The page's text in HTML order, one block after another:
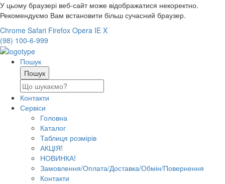
У цьому браузері веб-сайт може відображатися некоректно.
Рекомендуємо Вам встановити більш сучасний браузер.
Chrome Safari Firefox Opera IE X
(98) 100-6-999
Пошук
Контакти
Сервіси
Головна
Каталог
Таблиця розмірів
АКЦІЯ!
НОВИНКА!
Замовлення/Оплата/Доставка/Обмін/Повернення
Контакти